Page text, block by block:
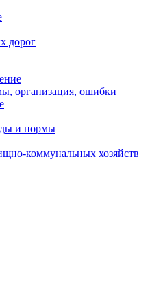
дорог
организация, ошибки
и нормы
коммунальных хозяйств